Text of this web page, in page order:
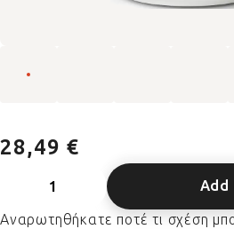
28,49 €
Αναρωτηθήκατε ποτέ τι σχέση